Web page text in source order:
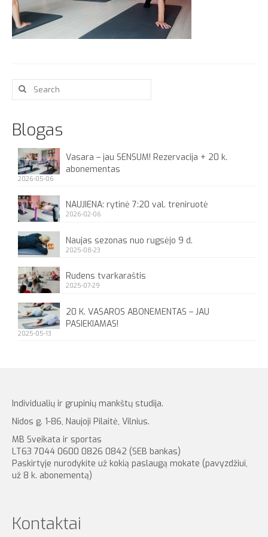
Apie
Search
for:
Blogas
Vasara – jau SENSUM! Rezervacija + 20 k.
abonementas
2026-05-06
NAUJIENA: rytinė 7:20 val. treniruotė
2026-02-06
Naujas sezonas nuo rugsėjo 9 d.
2025-08-23
Rudens tvarkaraštis
2025-07-29
20 K. VASAROS ABONEMENTAS – JAU
PASIEKIAMAS!
2025-05-13
Individualių ir grupinių mankštų studija.
Nidos g. 1-86, Naujoji Pilaitė, Vilnius.
MB Sveikata ir sportas
LT63 7044 0600 0826 0842 (SEB bankas)
Paskirtyje nurodykite už kokią paslaugą mokate (pavyzdžiui,
už 8 k. abonementą)
Kontaktai